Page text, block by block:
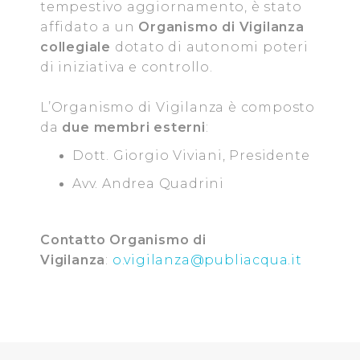
Utilizziamo dei cookie tecnici necessari per rendere
fruibile il sito web abilitandone funzionalità di base quali
la navigazione sulle pagine e l'accesso alle aree
dall’Utente e con i consensi dallo stesso prestati, i
cookie possono essere inoltre utilizzati per analizzare il
contenuti ed annunci e per fornire funzionalità dei social
media, condividendo informazioni sul modo in cui
pubblicità e social media, potrebbero combinare le
informazioni ricevute con altre informazioni che l’Utente
tempestivo aggiornamento, è stato
affidato a un Organismo di Vigilanza
collegiale dotato di autonomi poteri
di iniziativa e controllo.
L’Organismo di Vigilanza è composto
da due membri esterni:
Dott. Giorgio Viviani, Presidente
Avv. Andrea Quadrini
Contatto Organismo di
Vigilanza: o.vigilanza@publiacqua.it